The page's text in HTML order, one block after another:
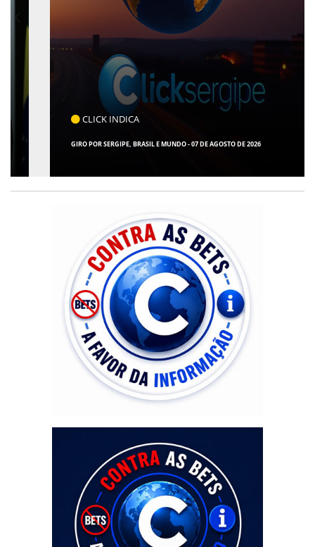
CLICK INDICA
GIRO POR SERGIPE, BRASIL E MUNDO - 07 DE AGOSTO DE 2026